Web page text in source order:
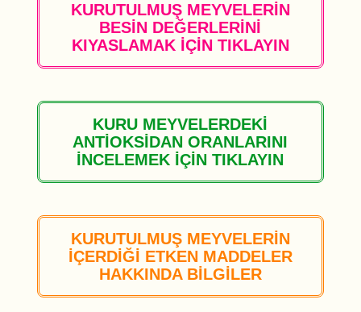
KURUTULMUŞ MEYVELERİN
BESİN DEĞERLERİNİ
KIYASLAMAK İÇİN TIKLAYIN
KURU MEYVELERDEKİ
ANTİOKSİDAN ORANLARINI
İNCELEMEK İÇİN TIKLAYIN
KURUTULMUŞ MEYVELERİN
İÇERDİĞİ ETKEN MADDELER
HAKKINDA BİLGİLER